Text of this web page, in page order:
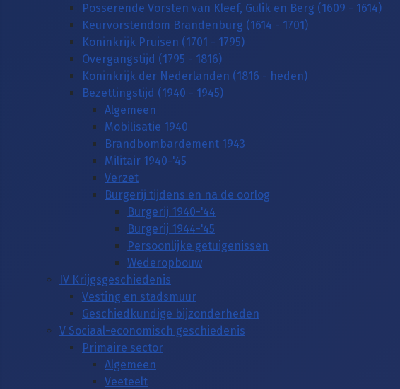
Posserende Vorsten van Kleef, Gulik en Berg (1609 - 1614)
Keurvorstendom Brandenburg (1614 - 1701)
Koninkrijk Pruisen (1701 - 1795)
Overgangstijd (1795 - 1816)
Koninkrijk der Nederlanden (1816 - heden)
Bezettingstijd (1940 - 1945)
Algemeen
Mobilisatie 1940
Brandbombardement 1943
Militair 1940-'45
Verzet
Burgerij tijdens en na de oorlog
Burgerij 1940-'44
Burgerij 1944-'45
Persoonlijke getuigenissen
Wederopbouw
IV Krijgsgeschiedenis
Vesting en stadsmuur
Geschiedkundige bijzonderheden
V Sociaal-economisch geschiedenis
Primaire sector
Algemeen
Veeteelt